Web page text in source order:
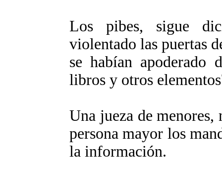
Los pibes, sigue
violentado las puertas
se habían apoderado
libros y otros
Una jueza de
persona mayor los
la información.